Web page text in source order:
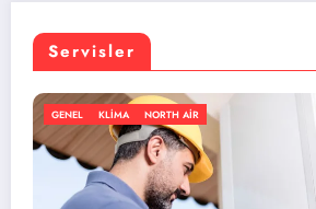
Servisler